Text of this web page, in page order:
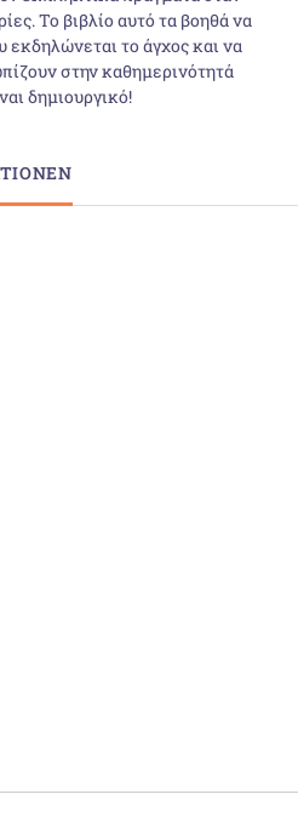
Το βιβλίο αυτό τα βοηθά να
το άγχος και να
στην καθηµερινότητά
δηµιουργικό!